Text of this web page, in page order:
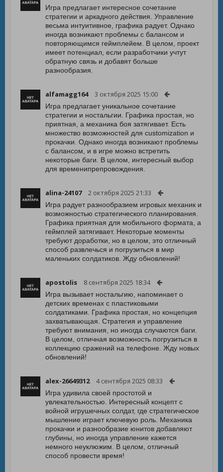
Игра предлагает интересное сочетание
стратегии и аркадного действия. Управление
весьма интуитивное, графика радует. Однако
иногда возникают проблемы с балансом и
повторяющимся геймплейем. В целом, проект
имеет потенциал, если разработчики учтут
обратную связь и добавят больше
разнообразия.
alfamagg164 3 октября 2025 15:00
Игра предлагает уникальное сочетание
стратегии и ностальгии. Графика простая, но
приятная, а механика боя затягивает. Есть
множество возможностей для customization и
прокачки. Однако иногда возникают проблемы
с балансом, и в игре можно встретить
некоторые баги. В целом, интересный выбор
для временипрепровождения.
alina-24107 2 октября 2025 21:33
Игра радует разнообразием игровых механик и
возможностью стратегического планирования.
Графика приятная для мобильного формата, а
геймплей затягивает. Некоторые моменты
требуют доработки, но в целом, это отличный
способ развлечься и погрузиться в мир
маленьких солдатиков. Жду обновлений!
apostolis 8 сентября 2025 18:34
Игра вызывает ностальгию, напоминает о
детских временах с пластиковыми
солдатиками. Графика простая, но концепция
захватывающая. Стратегия и управление
требуют внимания, но иногда случаются баги.
В целом, отличная возможность погрузиться в
коллекцию сражений на телефоне. Жду новых
обновлений!
alex-26649312 4 сентября 2025 08:33
Игра удивила своей простотой и
увлекательностью. Интересный концепт с
войной игрушечных солдат, где стратегическое
мышление играет ключевую роль. Механика
прокачки и разнообразие юнитов добавляют
глубины, но иногда управление кажется
немного неуклюжим. В целом, отличный
способ провести время!